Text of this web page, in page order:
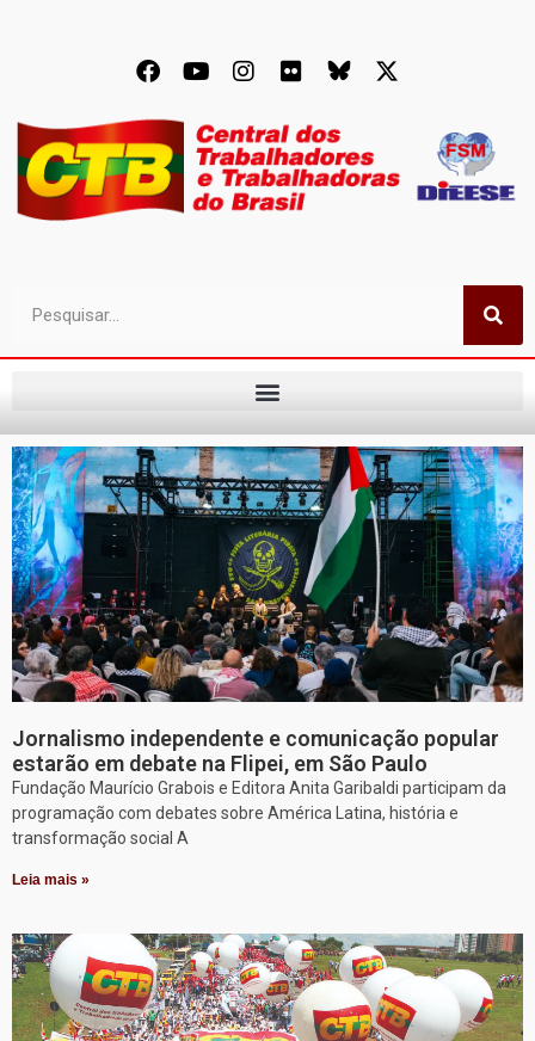
Jornalismo independente e comunicação popular
estarão em debate na Flipei, em São Paulo
Fundação Maurício Grabois e Editora Anita Garibaldi participam da
programação com debates sobre América Latina, história e
transformação social A
Leia mais »